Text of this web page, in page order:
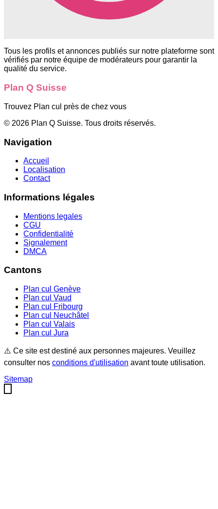
Tous les profils et annonces publiés sur notre plateforme sont
vérifiés par notre équipe de modérateurs pour garantir la
qualité du service.
Plan Q Suisse
Trouvez Plan cul près de chez vous
© 2026 Plan Q Suisse. Tous droits réservés.
Navigation
Accueil
Localisation
Contact
Informations légales
Mentions legales
CGU
Confidentialité
Signalement
DMCA
Cantons
Plan cul Genève
Plan cul Vaud
Plan cul
Fribourg
Plan cul
Neuchâtel
Plan cul Valais
Plan cul Jura
⚠️ Ce site est destiné aux personnes majeures. Veuillez
consulter nos conditions d'utilisation avant toute utilisation.
Sitemap